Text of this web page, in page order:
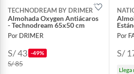
TECHNODREAM BY DRIMER
Almohada Oxygen Antiácaros
- Technodream 65x50 cm
Por DRIMER
S/ 43 -49%
S/ 85
Por
S/
Llega